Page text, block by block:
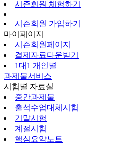
시즌회원 체험하기
시즌회원 가입하기
마이페이지
시즌회원페이지
결제자료다운받기
1대1 개인별
과제물서비스
시험별 자료실
중간과제물
출석수업대체시험
기말시험
계절시험
핵심요약노트